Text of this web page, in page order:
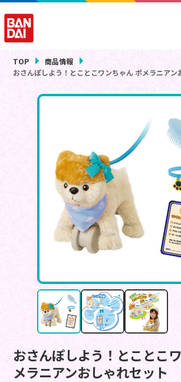
TOP
商品情報
おさんぽしよう！とことこワンちゃん ポメラニアン
おさんぽしよう！とことこ
メラニアンおしゃれセット